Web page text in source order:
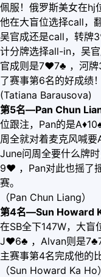
佩服！俄罗斯美女在hj
他在大盲位选择call，
吴官成还是call，转牌3
计分牌选择all-in，吴
官成则是7♥7♣ ，河牌
了赛事第6名的好成绩
(Tatiana Barausova)
第5名—Pan Chun
位跟注，Pan的是A♦
周全就对着麦克风喊
June问周全要什么牌
9♥ ，Pan对此也摇了
赛。
（Pan Chun Liang）
第4名—Sun Howard
在SB全下147W，大
J♥6♣ ，Alvan则是
主赛事第4名完成他的比
（Sun Howard Ka Ho）